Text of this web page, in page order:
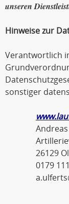
unseren
Hinweise zur
Verantwortlich
sonstiger
Andreas
26129
0179 111